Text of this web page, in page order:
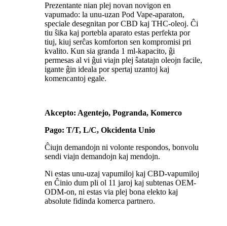
Prezentante nian plej novan novigon en
vapumado: la unu-uzan Pod Vape-aparaton,
speciale desegnitan por CBD kaj THC-oleoj. Ĉi
tiu ŝika kaj portebla aparato estas perfekta por
tiuj, kiuj serĉas komforton sen kompromisi pri
kvalito. Kun sia granda 1 ml-kapacito, ĝi
permesas al vi ĝui viajn plej ŝatatajn oleojn facile,
igante ĝin ideala por spertaj uzantoj kaj
komencantoj egale.
Akcepto: Agentejo, Pogranda, Komerco
Pago: T/T, L/C, Okcidenta Unio
Ĉiujn demandojn ni volonte respondos, bonvolu
sendi viajn demandojn kaj mendojn.
Ni estas unu-uzaj vapumiloj kaj CBD-vapumiloj
en Ĉinio dum pli ol 11 jaroj kaj subtenas OEM-
ODM-on, ni estas via plej bona elekto kaj
absolute fidinda komerca partnero.